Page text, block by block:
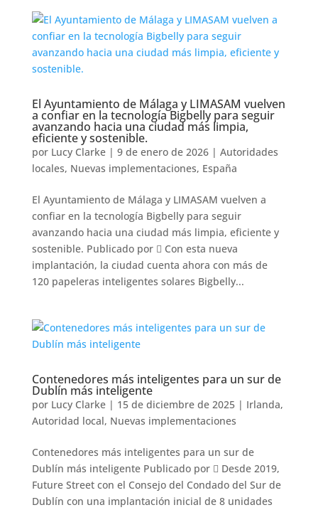
El Ayuntamiento de Málaga y LIMASAM vuelven
a confiar en la tecnología Bigbelly para seguir
avanzando hacia una ciudad más limpia,
eficiente y sostenible.
por Lucy Clarke| 9 de enero de 2026| Autoridades
locales, Nuevas implementaciones, España
El Ayuntamiento de Málaga y LIMASAM vuelven a
confiar en la tecnología Bigbelly para seguir
avanzando hacia una ciudad más limpia, eficiente y
sostenible. Publicado por  Con esta nueva
implantación, la ciudad cuenta ahora con más de
120 papeleras inteligentes solares Bigbelly...
Contenedores más inteligentes para un sur de
Dublín más inteligente
por Lucy Clarke| 15 de diciembre de 2025| Irlanda,
Autoridad local, Nuevas implementaciones
Contenedores más inteligentes para un sur de
Dublín más inteligente Publicado por  Desde 2019,
Future Street con el Consejo del Condado del Sur de
Dublín con una implantación inicial de 8 unidades